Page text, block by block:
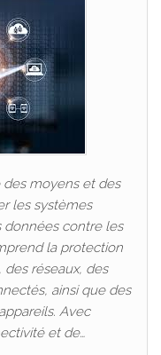
des moyens et des
les systèmes
données contre les
la protection
réseaux, des
ainsi que des
Avec
et de…